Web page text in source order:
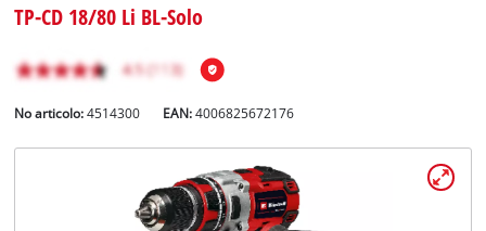
TP-CD 18/80 Li BL-Solo
No articolo: 4514300 EAN:4006825672176